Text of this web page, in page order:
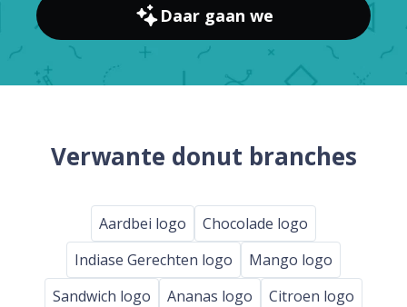
Daar gaan we
Verwante donut branches
Aardbei logo
Chocolade logo
Indiase Gerechten logo
Mango logo
Sandwich logo
Ananas logo
Citroen logo